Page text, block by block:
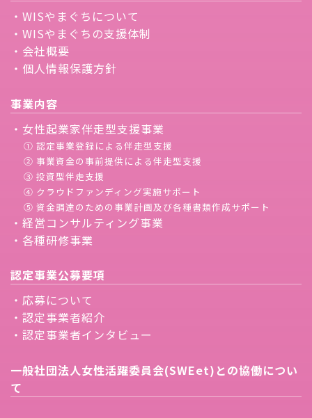
・WISやまぐちについて
・WISやまぐちの支援体制
・会社概要
・個人情報保護方針
事業内容
・女性起業家伴走型支援事業
① 認定事業登録による伴走型支援
② 事業資金の事前提供による伴走型支援
③ 投資型伴走支援
④ クラウドファンディング実施サポート
⑤ 資金調達のための事業計画及び各種書類作成サポート
・経営コンサルティング事業
・各種研修事業
認定事業公募要項
・応募について
・認定事業者紹介
・認定事業者インタビュー
一般社団法人女性活躍委員会(SWEet)との協働につい
て